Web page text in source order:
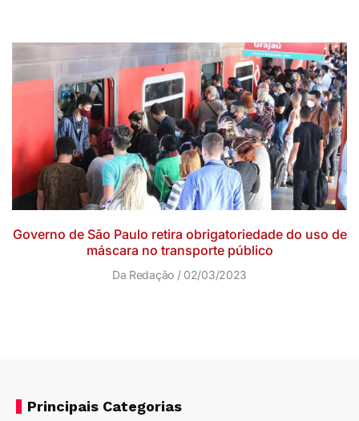
Governo de São Paulo retira obrigatoriedade do uso de
máscara no transporte público
Da Redação 02/03/2023
Principais Categorias